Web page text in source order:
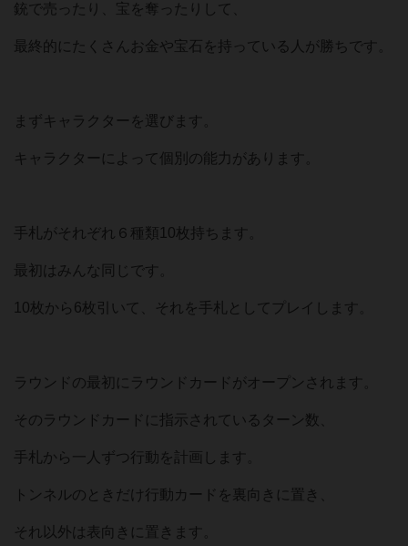
銃で売ったり、宝を奪ったりして、
最終的にたくさんお金や宝石を持っている人が勝ちです。
まずキャラクターを選びます。
キャラクターによって個別の能力があります。
手札がそれぞれ６種類10枚持ちます。
最初はみんな同じです。
10枚から6枚引いて、それを手札としてプレイします。
ラウンドの最初にラウンドカードがオープンされます。
そのラウンドカードに指示されているターン数、
手札から一人ずつ行動を計画します。
トンネルのときだけ行動カードを裏向きに置き、
それ以外は表向きに置きます。